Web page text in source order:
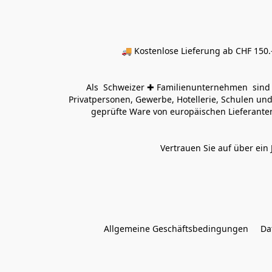
🚚 Kostenlose Lieferung ab CHF
Als  Schweizer ✚ Familienunternehmen
Privatpersonen, Gewerbe, Hotellerie, Schulen
geprüfte Ware von europäischen
Vertrauen Sie auf über
Allgemeine Geschäftsbedingungen